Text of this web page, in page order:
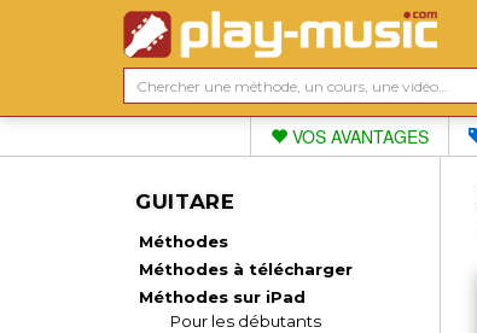
VOS AVANTAGES
GUITARE
Méthodes
Méthodes à télécharger
Méthodes sur iPad
Pour les débutants